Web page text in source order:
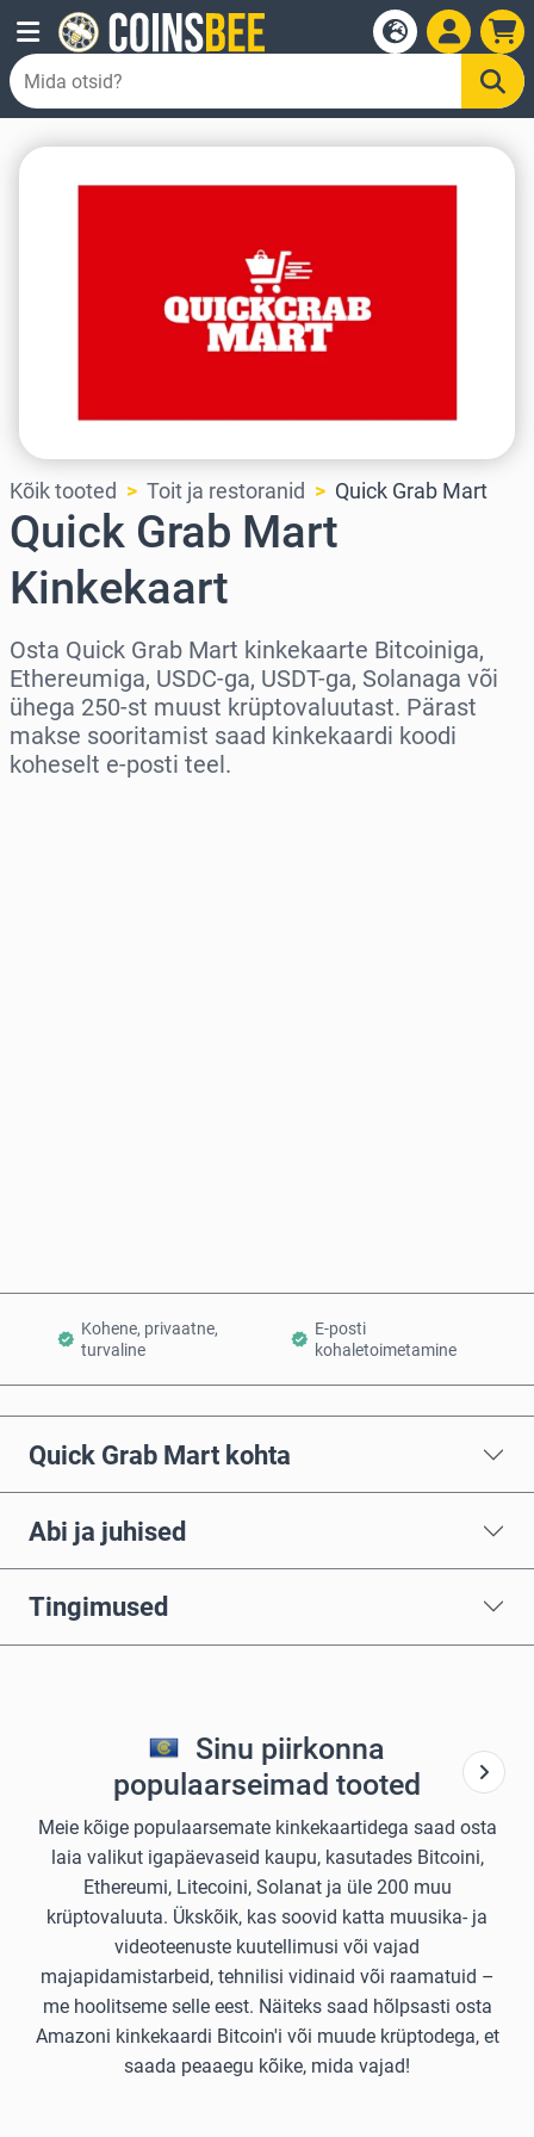
Kõik tooted Toit ja restoranid Quick Grab Mart
Quick Grab Mart
Kinkekaart
Osta Quick Grab Mart kinkekaarte Bitcoiniga,
Ethereumiga, USDC-ga, USDT-ga, Solanaga või
ühega 250-st muust krüptovaluutast. Pärast
makse sooritamist saad kinkekaardi koodi
koheselt e-posti teel.
Kohene, privaatne,
turvaline
E-posti
kohaletoimetamine
Quick Grab Mart kohta
Abi ja juhised
Tingimused
Sinu piirkonna
populaarseimad tooted
Meie kõige populaarsemate kinkekaartidega saad osta
laia valikut igapäevaseid kaupu, kasutades Bitcoini,
Ethereumi, Litecoini, Solanat ja üle 200 muu
krüptovaluuta. Ükskõik, kas soovid katta muusika- ja
videoteenuste kuutellimusi või vajad
majapidamistarbeid, tehnilisi vidinaid või raamatuid –
me hoolitseme selle eest. Näiteks saad hõlpsasti osta
Amazoni kinkekaardi Bitcoin'i või muude krüptodega, et
saada peaaegu kõike, mida vajad!